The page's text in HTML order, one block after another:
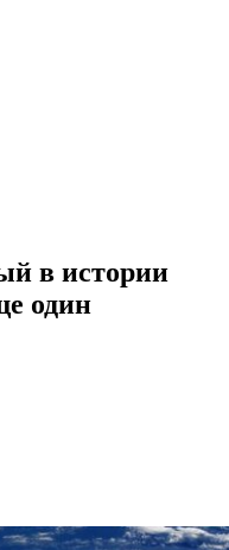
в истории
один